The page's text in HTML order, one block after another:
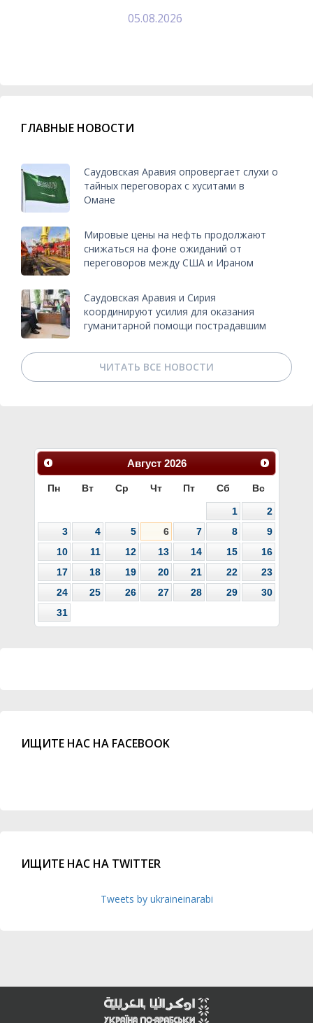
05.08.2026
ГЛАВНЫЕ НОВОСТИ
Саудовская Аравия опровергает слухи о
тайных переговорах с хуситами в
Омане
Мировые цены на нефть продолжают
снижаться на фоне ожиданий от
переговоров между США и Ираном
Саудовская Аравия и Сирия
координируют усилия для оказания
гуманитарной помощи пострадавшим
ЧИТАТЬ ВСЕ НОВОСТИ
Август 2026
Пн Вт Ср Чт Пт Сб Вс
1
2
3
4 5 6 7 8
9
10
11 12 13 14 15
16
17
18 19 20 21 22
23
24
25 26 27 28 29
30
31
ИЩИТЕ НАС НА FACEBOOK
ИЩИТЕ НАС НА TWITTER
Tweets by ukraineinarabi